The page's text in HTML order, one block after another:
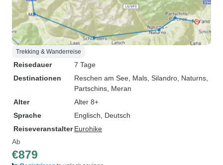
Trekking & Wanderreise
Reisedauer
7 Tage
Destinationen
Reschen am See , Mals , Silandro , Naturns
Partschins , Meran
Alter
Alter 8+
Sprache
Englisch, Deutsch
Reiseveranstalter Eurohike
Ab
€879